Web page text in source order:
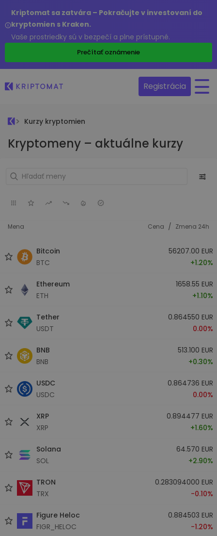
Kriptomat sa zatvára – Pokračujte v investovaní do
kryptomien s Kraken.
Vaše prostriedky sú v bezpečí a plne prístupné.
Prečítať oznámenie
Registrácia
Kurzy kryptomien
Kryptomeny – aktuálne kurzy
Mena Cena / Zmena 24h
Bitcoin
BTC
56207.00 EUR
+1.20%
Ethereum
ETH
1658.55 EUR
+1.10%
Tether
USDT
0.864550 EUR
0.00%
BNB
BNB
513.100 EUR
+0.30%
USDC
USDC
0.864736 EUR
0.00%
XRP
XRP
0.894477 EUR
+1.60%
Solana
SOL
64.570 EUR
+2.90%
TRON
TRX
0.283094000 EUR
-0.10%
Figure Heloc
FIGR_HELOC
0.884503 EUR
-1.20%